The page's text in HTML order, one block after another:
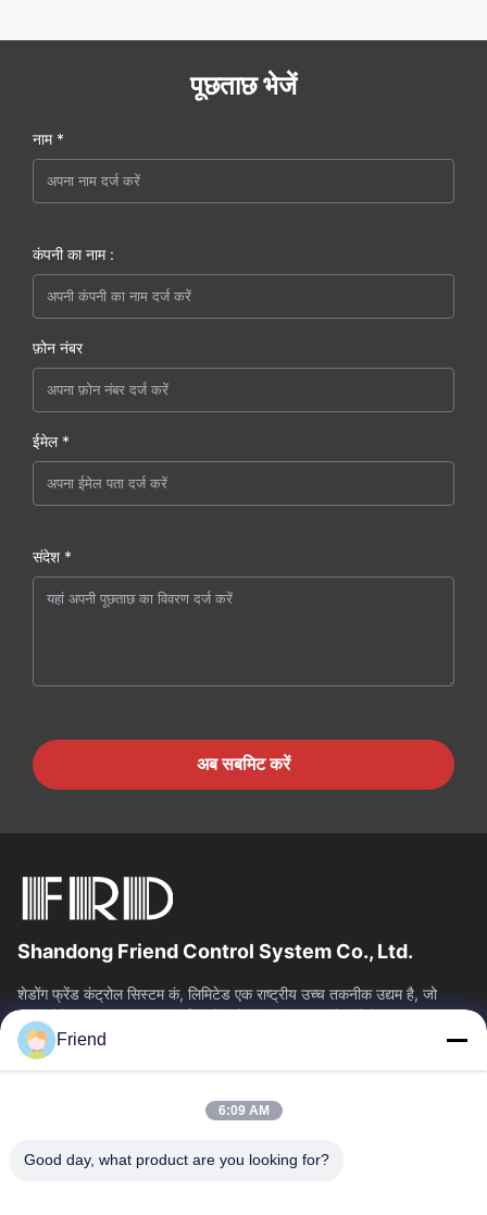
पूछताछ भेजें
नाम *
कंपनी का नाम :
फ़ोन नंबर
ईमेल *
संदेश *
अब सबमिट करें
Shandong Friend Control System Co., Ltd.
शेडोंग फ्रेंड कंट्रोल सिस्टम कं, लिमिटेड एक राष्ट्रीय उच्च तकनीक उद्यम है, जो
इंस्ट्रूमेंटेशन आर एंड डी, विनिर्माण और औद्योगिक नियंत्रण सेवाओं में...
त्वरित लिंक
हमारे बारे में
फैक्टरी यात्रा
गुणवत्ता नियंत्रण
Friend
6:09 AM
Good day, what product are you looking for?